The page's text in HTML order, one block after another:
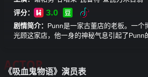
评分：
3.0
剧情简介： Punn是一家古董店的老板。一个
光顾这家店，他一身的神秘气息引起了Punn
《吸血鬼物语》演员表
ACTOR